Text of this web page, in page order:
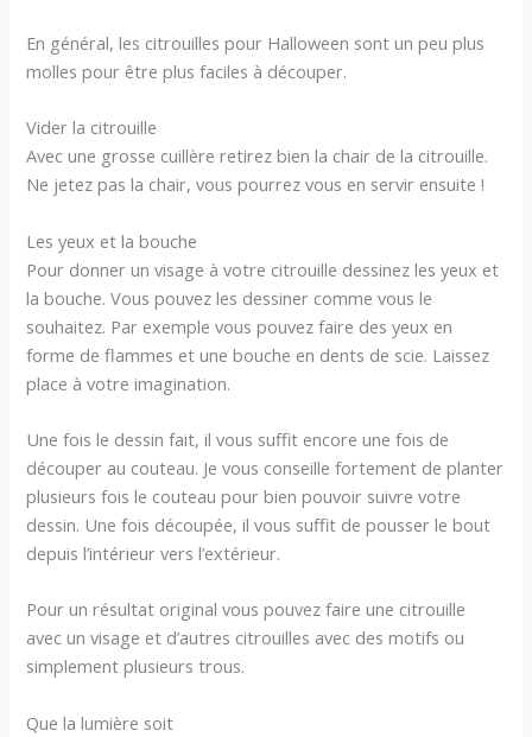
En général, les citrouilles pour Halloween sont un peu plus
molles pour être plus faciles à découper.
Vider la citrouille
Avec une grosse cuillère retirez bien la chair de la citrouille.
Ne jetez pas la chair, vous pourrez vous en servir ensuite !
Les yeux et la bouche
Pour donner un visage à votre citrouille dessinez les yeux et
la bouche. Vous pouvez les dessiner comme vous le
souhaitez. Par exemple vous pouvez faire des yeux en
forme de flammes et une bouche en dents de scie. Laissez
place à votre imagination.
Une fois le dessin fait, il vous suffit encore une fois de
découper au couteau. Je vous conseille fortement de planter
plusieurs fois le couteau pour bien pouvoir suivre votre
dessin. Une fois découpée, il vous suffit de pousser le bout
depuis l’intérieur vers l’extérieur.
Pour un résultat original vous pouvez faire une citrouille
avec un visage et d’autres citrouilles avec des motifs ou
simplement plusieurs trous.
Que la lumière soit